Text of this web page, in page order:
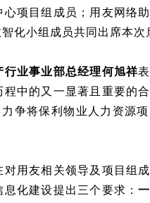
项目组成员；用友网络
化小组成员共同出席本次
行业事业部总经理何旭祥
中的又一显著且重要的
争将保利物业人力资源
用友相关领导及项目组
化建设提出三个要求：